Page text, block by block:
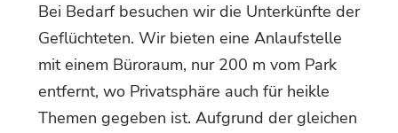
Bei Bedarf besuchen wir die Unterkünfte der
Geflüchteten. Wir bieten eine Anlaufstelle
mit einem Büroraum, nur 200 m vom Park
entfernt, wo Privatsphäre auch für heikle
Themen gegeben ist. Aufgrund der gleichen